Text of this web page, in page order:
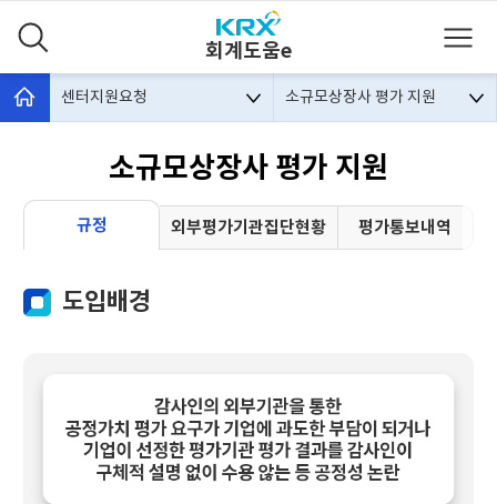
회계도움e
센터지원요청 소규모상장사 평가 지원
소규모상장사 평가 지원
규정 외부평가기관집단현황 평가통보내역
도입배경